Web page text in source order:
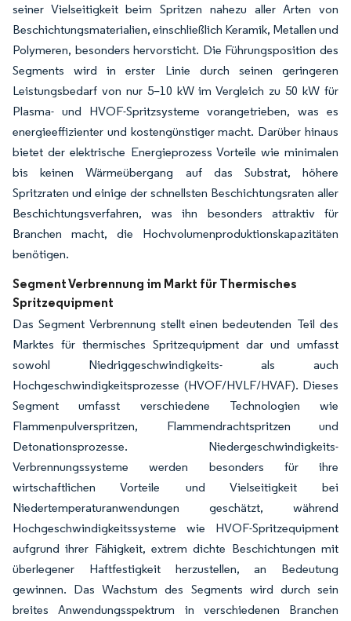
seiner Vielseitigkeit beim Spritzen nahezu aller Arten von
Beschichtungsmaterialien, einschließlich Keramik, Metallen und
Polymeren, besonders hervorsticht. Die Führungsposition des
Segments wird in erster Linie durch seinen geringeren
Leistungsbedarf von nur 5–10 kW im Vergleich zu 50 kW für
Plasma- und HVOF-Spritzsysteme vorangetrieben, was es
energieeffizienter und kostengünstiger macht. Darüber hinaus
bietet der elektrische Energieprozess Vorteile wie minimalen
bis keinen Wärmeübergang auf das Substrat, höhere
Spritzraten und einige der schnellsten Beschichtungsraten aller
Beschichtungsverfahren, was ihn besonders attraktiv für
Branchen macht, die Hochvolumenproduktionskapazitäten
benötigen.
Segment Verbrennung im Markt für Thermisches
Spritzequipment
Das Segment Verbrennung stellt einen bedeutenden Teil des
Marktes für thermisches Spritzequipment dar und umfasst
sowohl Niedriggeschwindigkeits- als auch
Hochgeschwindigkeitsprozesse (HVOF/HVLF/HVAF). Dieses
Segment umfasst verschiedene Technologien wie
Flammenpulverspritzen, Flammendrachtspritzen und
Detonationsprozesse. Niedergeschwindigkeits-
Verbrennungssysteme werden besonders für ihre
wirtschaftlichen Vorteile und Vielseitigkeit bei
Niedertemperaturanwendungen geschätzt, während
Hochgeschwindigkeitssysteme wie HVOF-Spritzequipment
aufgrund ihrer Fähigkeit, extrem dichte Beschichtungen mit
überlegener Haftfestigkeit herzustellen, an Bedeutung
gewinnen. Das Wachstum des Segments wird durch sein
breites Anwendungsspektrum in verschiedenen Branchen